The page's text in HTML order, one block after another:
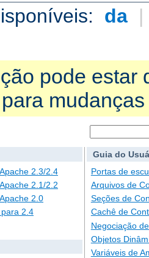
da |
pode estar
2.3/2.4
2.1/2.2
2.0
2.4
Guia do
Portas de
Arquivos de
Seções de
Cachê de
Negociação
Objetos
Variáveis de